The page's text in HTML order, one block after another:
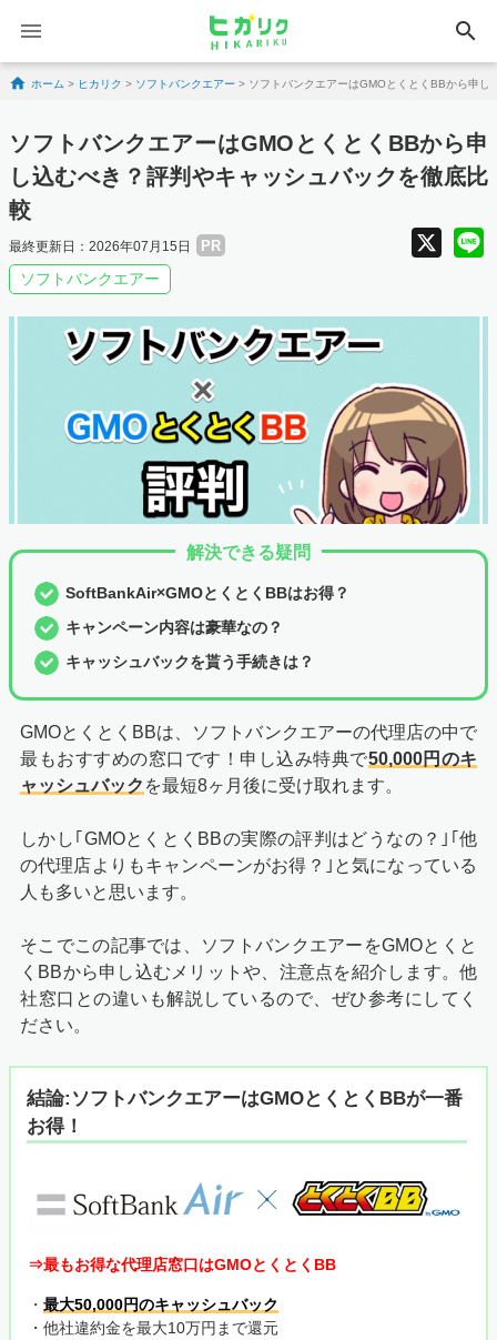
search
Skip to content
ホーム > ヒカリク > ソフトバンクエアー > ソフトバンクエアーはGMOとくとくBBから申
ソフトバンクエアーはGMOとくとくBBから申
し込むべき？評判やキャッシュバックを徹底比
較
最終更新日：2026年07月15日 PR X
ソフトバンクエアー
解決できる疑問
SoftBankAir×GMOとくとくBBはお得？
キャンペーン内容は豪華なの？
キャッシュバックを貰う手続きは？
GMOとくとくBBは、ソフトバンクエアーの代理店の中で
最もおすすめの窓口です！申し込み特典で50,000円のキ
ャッシュバック を最短8ヶ月後に受け取れます。
しかし｢GMOとくとくBBの実際の評判はどうなの？｣｢他
の代理店よりもキャンペーンがお得？｣と気になっている
人も多いと思います。
そこでこの記事では、ソフトバンクエアーをGMOとくと
くBBから申し込むメリットや、注意点を紹介します。他
社窓口との違いも解説しているので、ぜひ参考にしてく
ださい。
結論:ソフトバンクエアーはGMOとくとくBBが一番
お得！
⇒最もお得な代理店窓口はGMOとくとくBB
・ 最大50,000円のキャッシュバック
・他社違約金を最大10万円まで還元